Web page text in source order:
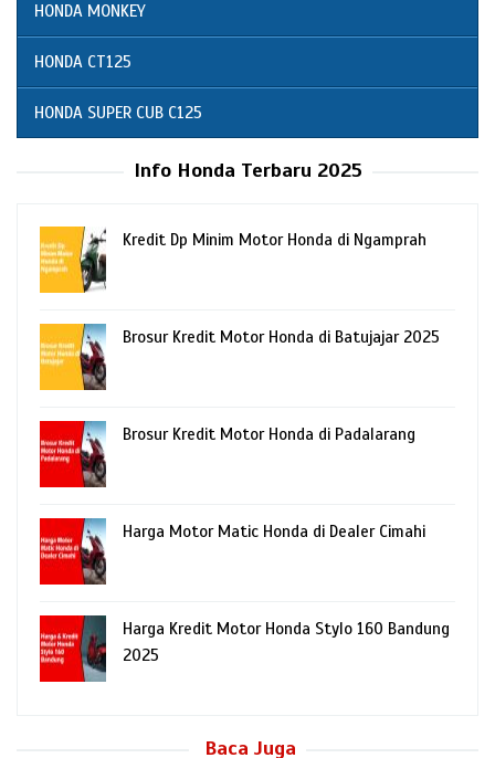
HONDA MONKEY
HONDA CT125
HONDA SUPER CUB C125
Info Honda Terbaru 2025
Kredit Dp Minim Motor Honda di Ngamprah
Brosur Kredit Motor Honda di Batujajar 2025
Brosur Kredit Motor Honda di Padalarang
Harga Motor Matic Honda di Dealer Cimahi
Harga Kredit Motor Honda Stylo 160 Bandung
2025
Baca Juga